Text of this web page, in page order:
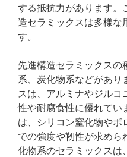
する抵抗力があります。
造セラミックスは多様な
す。
先進構造セラミックスの
系、炭化物系などがあり
スは、アルミナやジルコ
性や耐腐食性に優れてい
は、シリコン窒化物やボ
での強度や靭性が求めら
化物系のセラミックスは